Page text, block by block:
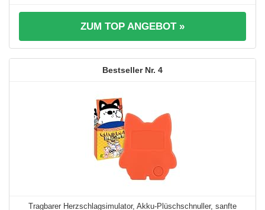
ZUM TOP ANGEBOT »
4
Tragbarer Herzschlagsimulator, Akku-Plüschschnuller, sanfte